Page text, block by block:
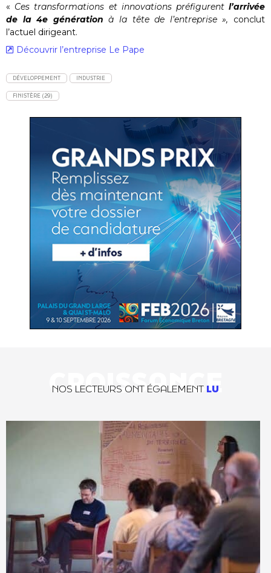
« Ces transformations et innovations préfigurentl’arrivée
de la 4e génération à la tête de l’entreprise », conclut
l’actuel dirigeant.
Découvrir l’entreprise Le Pape
DÉVELOPPEMENT INDUSTRIE
FINISTÈRE (29)
CROISSANCE
NOS LECTEURS ONT ÉGALEMENT LU